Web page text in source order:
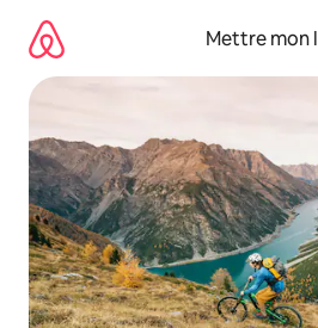
directement
contenu
Mettre mon